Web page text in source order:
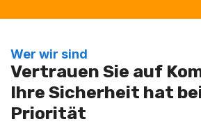
Wer wir sind
Vertrauen Sie auf
Ihre Sicherheit hat
Priorität